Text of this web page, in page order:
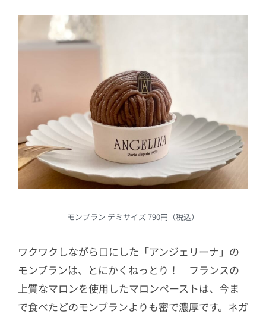
モンブラン デミサイズ 790円（税込）
ワクワクしながら口にした「アンジェリーナ」の
モンブランは、とにかくねっとり！ フランスの
上質なマロンを使⽤したマロンペーストは、今ま
で食べたどのモンブランよりも密で濃厚です。ネガ